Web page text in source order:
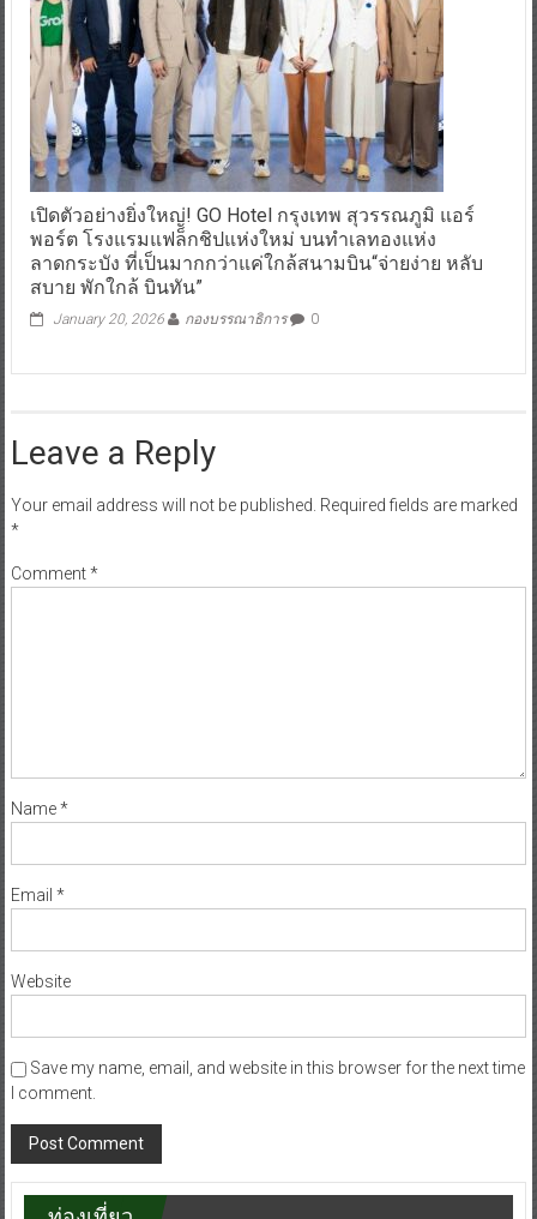
เปิดตัวอย่างยิ่งใหญ่! GO Hotel กรุงเทพ สุวรรณภูมิ แอร์
พอร์ต โรงแรมแฟล็กชิปแห่งใหม่ บนทำเลทองแห่ง
ลาดกระบัง ที่เป็นมากกว่าแค่ใกล้สนามบิน“จ่ายง่าย หลับ
สบาย พักใกล้ บินทัน”
January 20, 2026 กองบรรณาธิการ 0
Leave a Reply
Your email address will not be published. Required fields are marked
*
Comment*
Name*
Email *
Website
Save my name, email, and website in this browser for the next time
I comment.